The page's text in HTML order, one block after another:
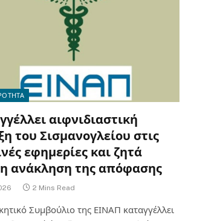
αιφνιδιαστική
του Σισμανογλείου στις
εφημερίες και ζητά
ανάκληση της απόφασης
2 Mins Read
Συμβούλιο της ΕΙΝΑΠ καταγγέλλει